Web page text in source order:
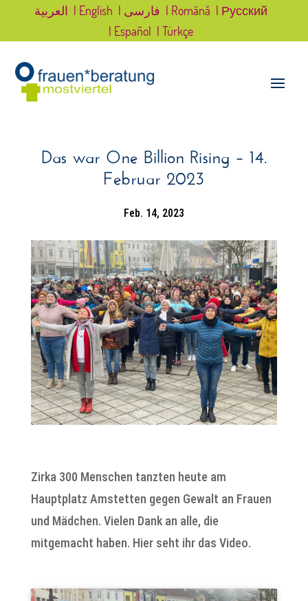
العربية | English | فارسی | Română | Русский
| Español | Türkçe
Das war One Billion Rising – 14.
Februar 2023
Feb. 14, 2023
Zirka 300 Menschen tanzten heute am
Hauptplatz Amstetten gegen Gewalt an Frauen
und Mädchen. Vielen Dank an alle, die
mitgemacht haben. Hier seht ihr das Video.